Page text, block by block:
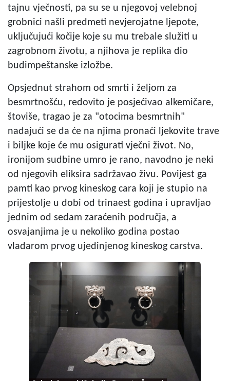
tajnu vječnosti, pa su se u njegovoj velebnoj
grobnici našli predmeti nevjerojatne ljepote,
uključujući kočije koje su mu trebale služiti u
zagrobnom životu, a njihova je replika dio
budimpeštanske izložbe.
Opsjednut strahom od smrti i željom za
besmrtnošću, redovito je posjećivao alkemičare,
štoviše, tragao je za "otocima besmrtnih"
nadajući se da će na njima pronaći ljekovite trave
i biljke koje će mu osigurati vječni život. No,
ironijom sudbine umro je rano, navodno je neki
od njegovih eliksira sadržavao živu. Povijest ga
pamti kao prvog kineskog cara koji je stupio na
prijestolje u dobi od trinaest godina i upravljao
jednim od sedam zaraćenih područja, a
osvajanjima je u nekoliko godina postao
vladarom prvog ujedinjenog kineskog carstva.